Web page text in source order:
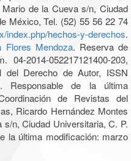
de la Cueva s/n, Ciudad
México, Tel. (52) 55 56 22 74
index.php/hechos-y-derechos.
Flores Mendoza. Reserva de
2014-052217121400-203,
del Derecho de Autor, ISSN
Responsable de la última
de Revistas del
Ricardo Hernández Montes
n, Ciudad Universitaria, C. P.
la última modificación: marzo